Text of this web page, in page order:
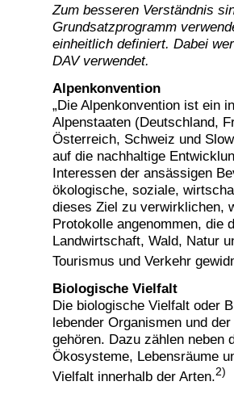
Zum besseren Verständnis
Grundsatzprogramm
einheitlich definiert. Dabei
DAV verwendet.
Alpenkonvention
„Die Alpenkonvention ist ein
Alpenstaaten (Deutschland,
Österreich, Schweiz und
auf die nachhaltige
Interessen der ansässigen
ökologische, soziale,
dieses Ziel zu verwirklichen,
Protokolle angenommen, die
Landwirtschaft, Wald, Natur
Tourismus und Verkehr
Biologische Vielfalt
Die biologische Vielfalt oder
lebender Organismen und
gehören. Dazu zählen neben
Ökosysteme, Lebensräume
Vielfalt innerhalb der Arten.2)